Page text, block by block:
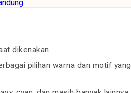
dikenakan.
pilihan warna dan motif yang